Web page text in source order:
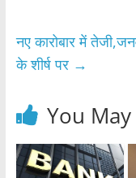
k
नए कारोबार में
के शीर्ष पर →
You